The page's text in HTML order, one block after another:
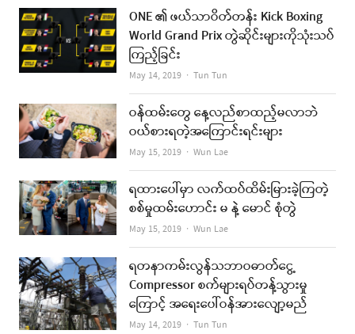
ONE ၏ ဖယ်သာဝိတ်တန်း Kick Boxing
World Grand Prix တွဲဆိုင်းများကိုသုံးသပ်
ကြည့်ခြင်း
May 14, 2019 Author
Tun Tun
ဝန်ထမ်းတွေ နေ့လည်စာထည့်မလာဘဲ
ဝယ်စားရတဲ့အကြောင်းရင်းများ
May 15, 2019 Author
Wun Lae
ရထားပေါ်မှာ လက်ထပ်ထိမ်းမြားခဲ့ကြတဲ့
စစ်မှုထမ်းဟောင်း မ နဲ့ မောင် စုံတွဲ
May 15, 2019 Author
Wun Lae
ရတနာကမ်းလွန်သဘာဝဓာတ်ငွေ့
Compressor စက်များရပ်တန့်သွားမှု
ကြောင့် အရေးပေါ်ဝန်အားလျော့မည်
May 14, 2019 Author
Tun Tun